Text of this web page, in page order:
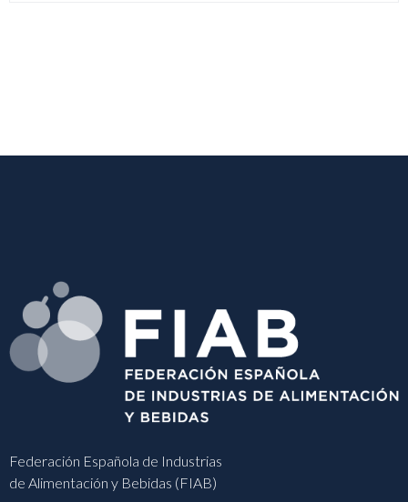
Federación Española de Industrias
de Alimentación y Bebidas (FIAB)